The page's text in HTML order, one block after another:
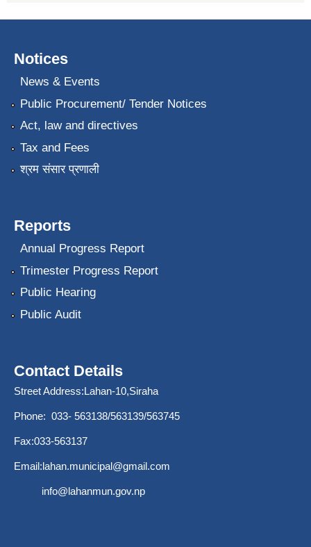
Notices
News & Events
Public Procurement/ Tender Notices
Act, law and directives
Tax and Fees
श्रम संसार प्रणाली
Reports
Annual Progress Report
Trimester Progress Report
Public Hearing
Public Audit
Contact Details
Street Address:Lahan-10,Siraha
Phone: 033- 563138/563139/563745
Fax:033-563137
Email:lahan.municipal@gmail.com
info@lahanmun.gov.np